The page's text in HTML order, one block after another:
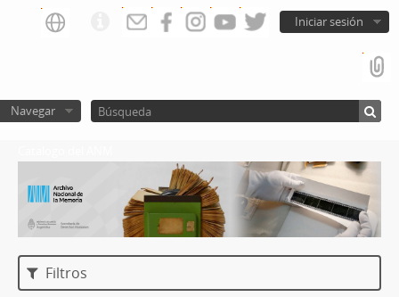
Iniciar sesión
Navegar
Filtros